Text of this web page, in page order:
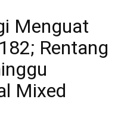
Menguat
Rentang
Mixed